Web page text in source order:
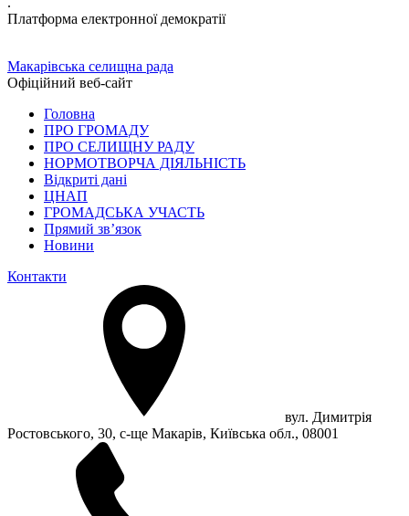
Платформа електронної демократії
Макарівська селищна рада
Офіційний веб-сайт
Головна
ПРО ГРОМАДУ
ПРО СЕЛИЩНУ РАДУ
НОРМОТВОРЧА ДІЯЛЬНІСТЬ
Відкриті дані
ЦНАП
ГРОМАДСЬКА УЧАСТЬ
Прямий зв’язок
Новини
Контакти
вул. Димитрія
Ростовського, 30, с-ще Макарів, Київська обл., 08001